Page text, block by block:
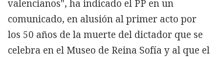
valencianos", ha indicado el PP en un
comunicado, en alusión al primer acto por
los 50 años de la muerte del dictador que se
celebra en el Museo de Reina Sofía y al que el